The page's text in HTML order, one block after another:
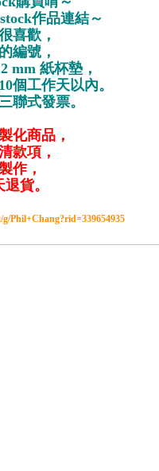
作品連結～
喜歡，
編號，
mm 紙杯墊，
個工作天以內。
聯式發票。
化商品，
款項，
作，
貨。
Phil+Chang?rid=339654935